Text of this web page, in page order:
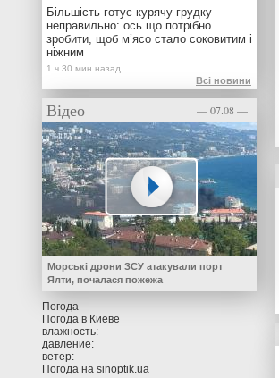
Більшість готує курячу грудку
неправильно: ось що потрібно
зробити, щоб м’ясо стало соковитим і
ніжним
Всі новини
Відео — 07.08 —
Морські дрони ЗСУ атакували порт
Ялти, почалася пожежа
Погода
Погода в Киеве
влажность:
давление:
ветер:
Погода на sinoptik.ua